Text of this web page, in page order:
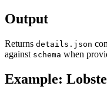
Output
Returns details.json
against schema when
Example: